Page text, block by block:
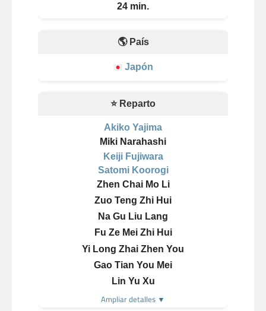
24 min.
🌎 País
Japón
⭐ Reparto
Akiko Yajima
Miki Narahashi
Keiji Fujiwara
Satomi Koorogi
Zhen Chai Mo Li
Zuo Teng Zhi Hui
Na Gu Liu Lang
Fu Ze Mei Zhi Hui
Yi Long Zhai Zhen You
Gao Tian You Mei
Lin Yu Xu
Ampliar detalles ▼